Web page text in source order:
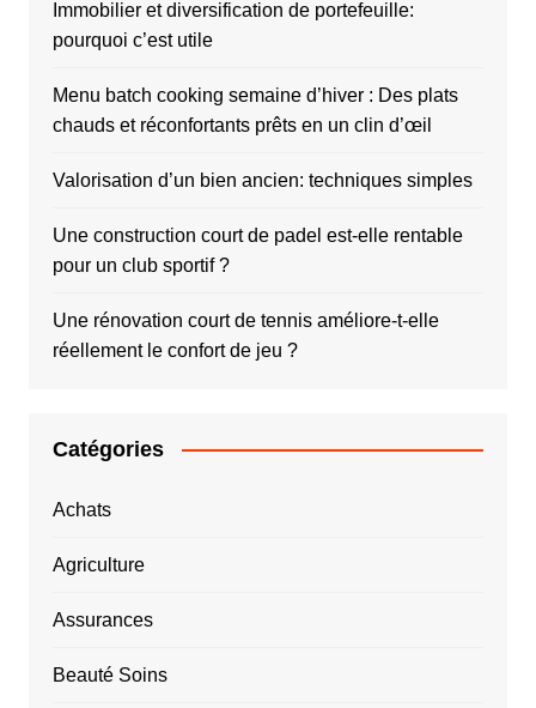
Immobilier et diversification de portefeuille:
pourquoi c’est utile
Menu batch cooking semaine d’hiver : Des plats
chauds et réconfortants prêts en un clin d’œil
Valorisation d’un bien ancien: techniques simples
Une construction court de padel est-elle rentable
pour un club sportif ?
Une rénovation court de tennis améliore-t-elle
réellement le confort de jeu ?
Catégories
Achats
Agriculture
Assurances
Beauté Soins